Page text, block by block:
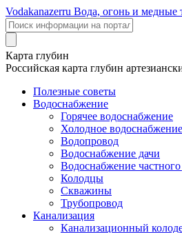
Vodakanazerru Вода, огонь и медные
Карта глубин
Российская карта глубин
Полезные советы
Водоснабжение
Горячее водоснабжение
Холодное водоснабжение
Водопровод
Водоснабжение дачи
Водоснабжение
Колодцы
Скважины
Трубопровод
Канализация
Канализационный